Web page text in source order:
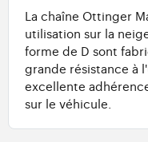
La chaîne Ottinger
utilisation sur la
forme de D sont
grande résistance à
excellente
sur le véhicule.